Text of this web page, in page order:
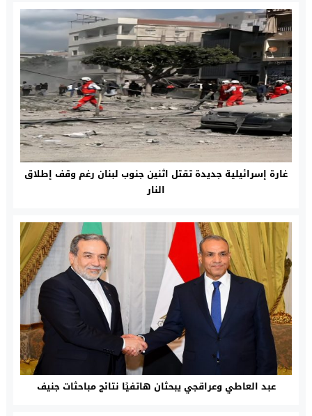
غارة إسرائيلية جديدة تقتل اثنين جنوب لبنان رغم وقف إطلاق
النار
عبد العاطي وعراقجي يبحثان هاتفيًا نتائج مباحثات جنيف